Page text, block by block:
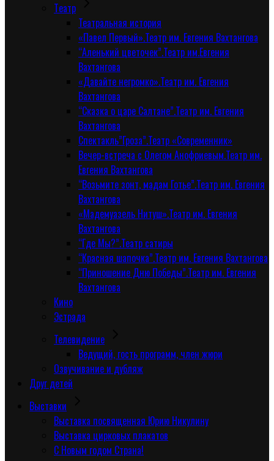
Tеатр
Театральная история
«Павел Первый».Театр им. Евгения Вахтангова
“Аленький цветочек”.Театр им.Евгения
Вахтангова
«Давайте негромко».Театр им. Евгения
Вахтангова
“Сказка о царе Салтане”.Театр им. Евгения
Вахтангова
Спектакль”Гроза”.Театр «Современник»
Вечер-встреча с Олегом Анофриевым.Театр им.
Евгения Вахтангова
“Возьмите зонт, мадам Готье”.Театр им. Евгения
Вахтангова
«Мадемуазель Нитуш».Театр им. Евгения
Вахтангова
“Где Мы?”.Театр сатиры
“Красная шапочка”.Театр им. Евгения Вахтангова
“Приношение Дню Победы”.Театр им. Евгения
Вахтангова
Кино
Эстрада
Телевидение
Ведущий, гость программ, член жюри
Озвучивание и дубляж
Друг детей
Выставки
Выставка посвященная Юрию Никулину
Выставка цирковых плакатов
С Новым годом Страна!